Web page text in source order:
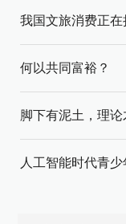
我国文旅消费正在
何以共同富裕？
脚下有泥土，理
人工智能时代青